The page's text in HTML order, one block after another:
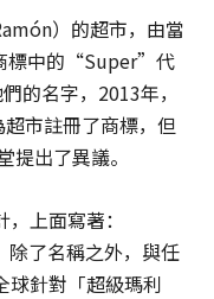
）的超市，由當
標中的“Super”代
名字，2013年，
市註冊了商標，但
出了異議。
上面寫著：
除了名稱之外，與任
球針對「超級瑪利